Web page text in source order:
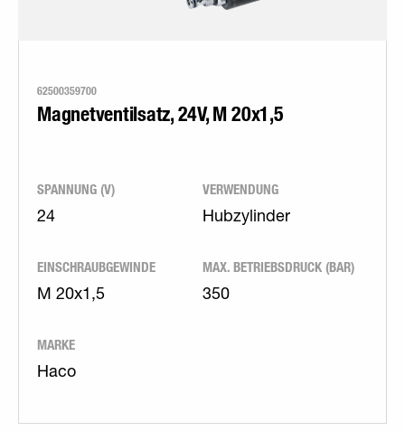
62500359700
Magnetventilsatz, 24V, M 20x1,5
SPANNUNG (V)
24
VERWENDUNG
Hubzylinder
EINSCHRAUBGEWINDE
M 20x1,5
MAX. BETRIEBSDRUCK (BAR)
350
MARKE
Haco